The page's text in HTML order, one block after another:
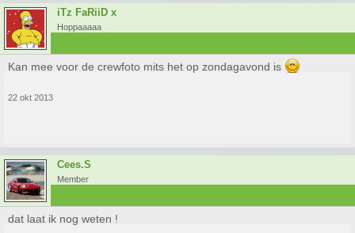
iTz FaRiiD x
Hoppaaaaa
Kan mee voor de crewfoto mits het op zondagavond is
22 okt 2013
Cees.S
Member
dat laat ik nog weten !